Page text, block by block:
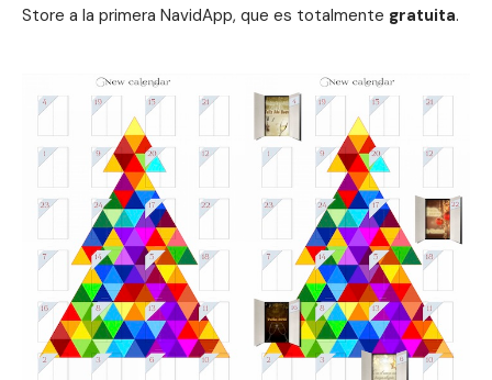
Store a la primera NavidApp, que es totalmente gratuita.